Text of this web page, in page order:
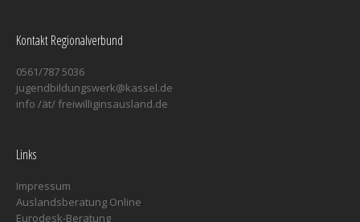
Kontakt Regionalverbund
0561/787 5036
jugendbildungswerk@kassel.de
info /ät/ freiwilliginsausland.de
Links
Impressum
Auslandsberatung Online
Eurodesk-Beratung